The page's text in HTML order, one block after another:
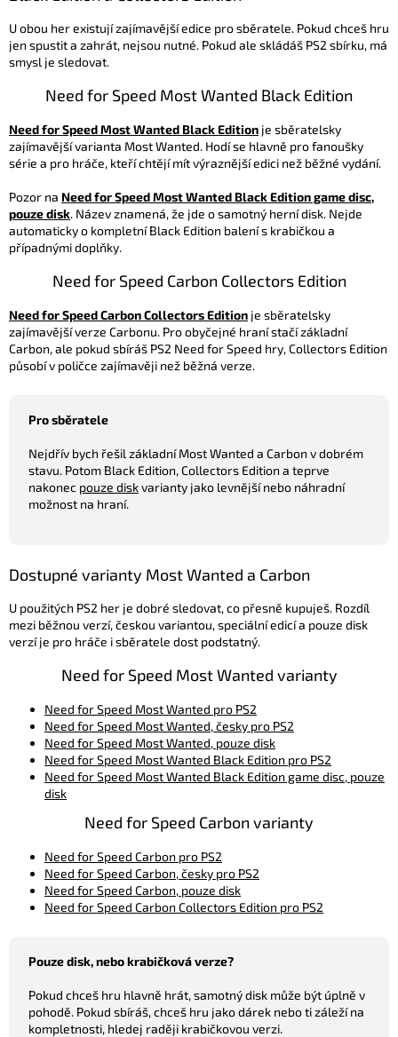
U obou her existují zajímavější edice pro sběratele. Pokud chceš hru
jen spustit a zahrát, nejsou nutné. Pokud ale skládáš PS2 sbírku, má
smysl je sledovat.
Need for Speed Most Wanted Black Edition
Need for Speed Most Wanted Black Edition je sběratelsky
zajímavější varianta Most Wanted. Hodí se hlavně pro fanoušky
série a pro hráče, kteří chtějí mít výraznější edici než běžné vydání.
Pozor na Need for Speed Most Wanted Black Edition game disc,
pouze disk. Název znamená, že jde o samotný herní disk. Nejde
automaticky o kompletní Black Edition balení s krabičkou a
případnými doplňky.
Need for Speed Carbon Collectors Edition
Need for Speed Carbon Collectors Edition je sběratelsky
zajímavější verze Carbonu. Pro obyčejné hraní stačí základní
Carbon, ale pokud sbíráš PS2 Need for Speed hry, Collectors Edition
působí v poličce zajímavěji než běžná verze.
Pro sběratele
Nejdřív bych řešil základní Most Wanted a Carbon v dobrém
stavu. Potom Black Edition, Collectors Edition a teprve
nakonec pouze diskvarianty jako levnější nebo náhradní
možnost na hraní.
Dostupné varianty Most Wanted a Carbon
U použitých PS2 her je dobré sledovat, co přesně kupuješ. Rozdíl
mezi běžnou verzí, českou variantou, speciální edicí a pouze disk
verzí je pro hráče i sběratele dost podstatný.
Need for Speed Most Wanted varianty
Need for Speed Most Wanted pro PS2
Need for Speed Most Wanted, česky pro PS2
Need for Speed Most Wanted, pouze disk
Need for Speed Most Wanted Black Edition pro PS2
Need for Speed Most Wanted Black Edition game disc, pouze
disk
Need for Speed Carbon varianty
Need for Speed Carbon pro PS2
Need for Speed Carbon, česky pro PS2
Need for Speed Carbon, pouze disk
Need for Speed Carbon Collectors Edition pro PS2
Pouze disk, nebo krabičková verze?
Pokud chceš hru hlavně hrát, samotný disk může být úplně v
pohodě. Pokud sbíráš, chceš hru jako dárek nebo ti záleží na
kompletnosti, hledej raději krabičkovou verzi.